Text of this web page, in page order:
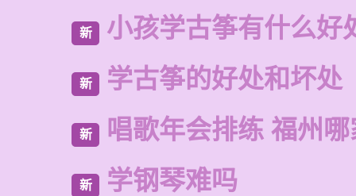
新 小孩学古筝有什么好
新 学古筝的好处和坏处
新 唱歌年会排练 福州
新 学钢琴难吗